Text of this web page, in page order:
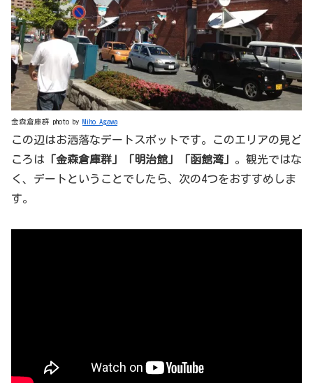
金森倉庫群 photo by Miho Agawa
この辺はお洒落なデートスポットです。このエリアの見ど
ころは 「金森倉庫群」「明治館」「函館湾」 。観光ではな
く、デートということでしたら、次の4つをおすすめしま
す。